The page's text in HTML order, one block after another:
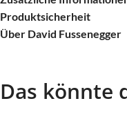
Produktsicherheit
Über David Fussenegger
Das könnte